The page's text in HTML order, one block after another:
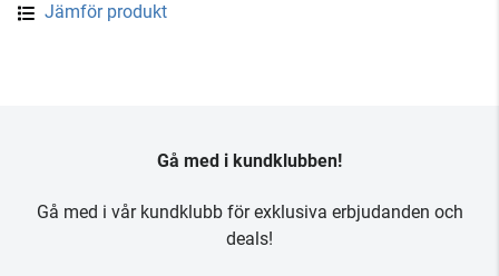
Jämför produkt
Gå med i kundklubben!
Gå med i vår kundklubb för exklusiva erbjudanden och
deals!